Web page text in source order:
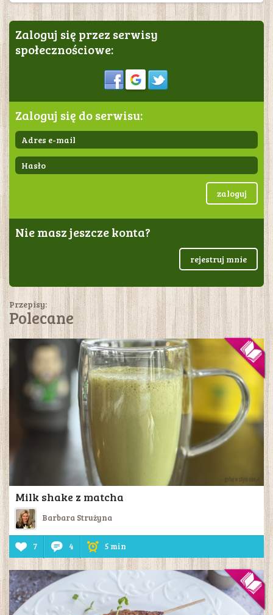
Zaloguj się przez serwisy
społecznościowe:
Sign in
Zaloguj się do serwisu:
zaloguj
Nie masz jeszcze konta?
rejestruj mnie
Przepisy:
Polecane
Milk shake z matcha
Barbara Strużyna
7 4 5 min